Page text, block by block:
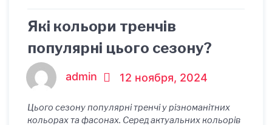
Які кольори тренчів
популярні цього сезону?
admin 12 ноября, 2024
Цього сезону популярні тренчі у різноманітних
кольорах та фасонах. Серед актуальних кольорів